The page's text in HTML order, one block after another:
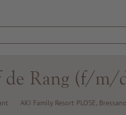
de Rang (f/m/
AKI Family Resort PLOSE,